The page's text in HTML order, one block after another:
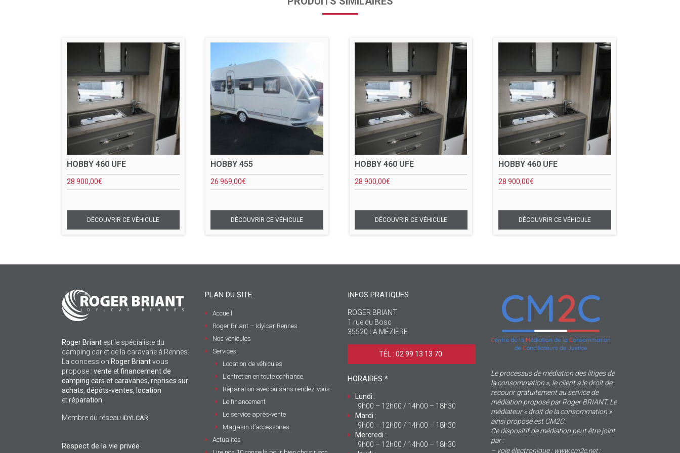
HOBBY 460 UFE
28 900,00€
HOBBY 455
26 969,00€
HOBBY 460 UFE
28 900,00€
HOBBY 460 UFE
28 900,00€
Roger Briant est le spécialiste du
camping car et de la caravane à Rennes.
La concession Roger Briantvous
propose : vente etfinancement de
camping cars et caravanes, reprises sur
achats, dépôts-ventes, location
etréparation
Membre du réseau IDYLCAR
Respect de la vie privée
PLAN DU SITE
Accueil
Roger Briant – Idylcar Rennes
Nos véhicules
Services
Location de véhicules
L’entretien en toute confiance
Réparation avec ou sans rendez-vous
Le financement
Le service après-vente
Magasin d’accessoires
Actualités
INFOS PRATIQUES
ROGER BRIANT
1 rue du Bosc
35520 LA MÉZIÈRE
TÉL : 02 99 13 13 70 ‎
HORAIRES *
Lundi :
9h00 – 12h00 / 14h00 – 18h30
Mardi :
9h00 – 12h00 / 14h00 – 18h30
Mercredi :
9h00 – 12h00 / 14h00 – 18h30
Le processus de médiation des litiges de
la consommation », le client a le droit de
recourir gratuitement au service de
médiation proposé par Roger BRIANT. Le
médiateur « droit de la consommation »
ainsi proposé est CM2C.
Ce dispositif de médiation peut être joint
par :
– voie électronique : www.cm2c.net;